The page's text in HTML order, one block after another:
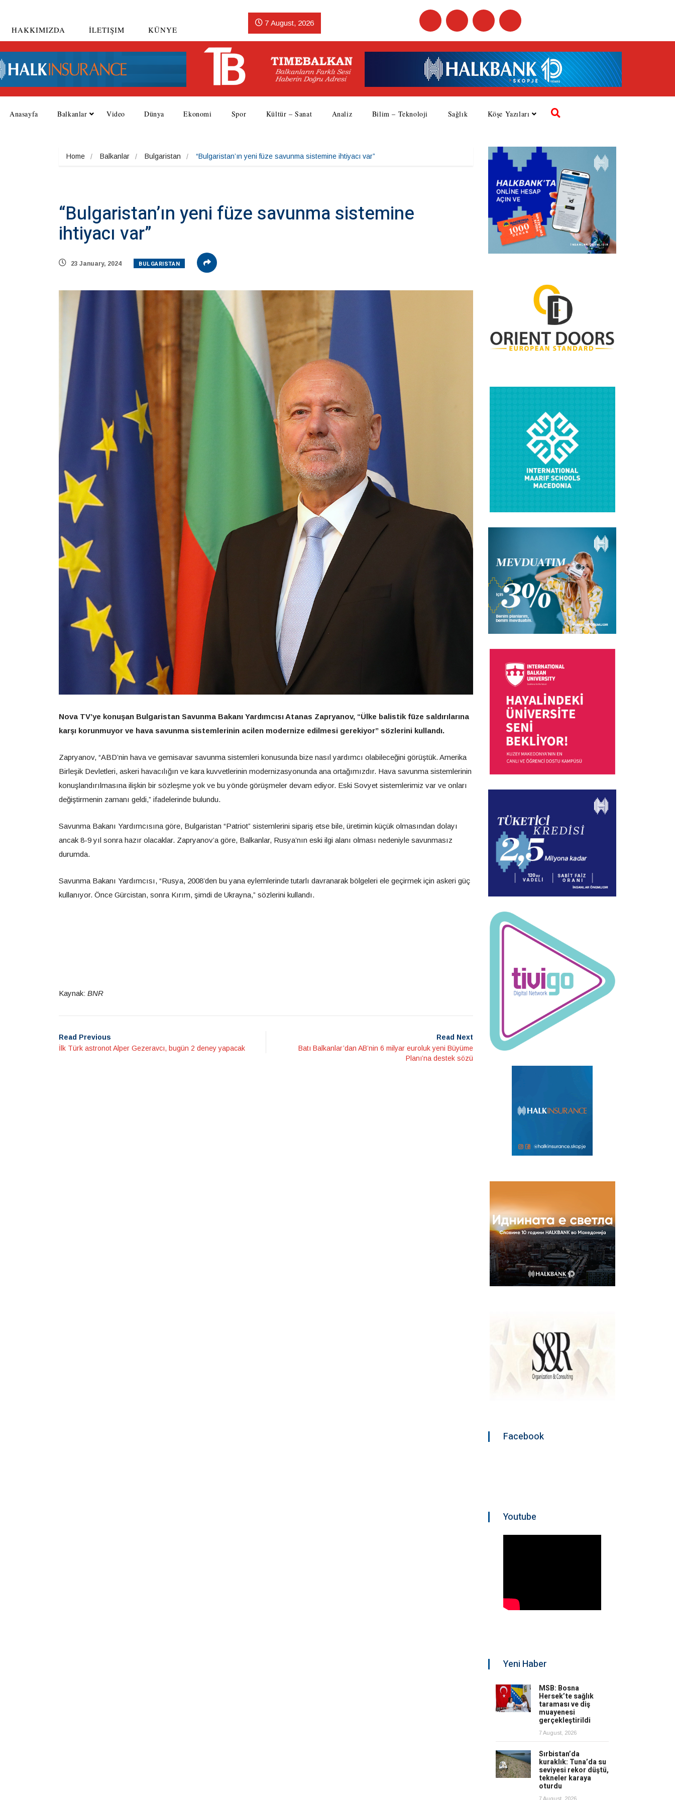
HAKKIMIZDA İLETIŞIM KÜNYE
7 August, 2026
Anasayfa Balkanlar Video Dünya Ekonomi Spor Kültür – Sanat Analiz Bilim – Teknoloji Sağlık Köşe Yazıları
Home Balkanlar Bulgaristan “Bulgaristan’ın yeni füze savunma sistemine ihtiyacı var”
“Bulgaristan’ın yeni füze savunma sistemine
ihtiyacı var”
23 January, 2024 BULGARISTAN
Nova TV’ye konuşan Bulgaristan Savunma Bakanı Yardımcısı Atanas Zapryanov, “Ülke balistik füze saldırılarına
karşı korunmuyor ve hava savunma sistemlerinin acilen modernize edilmesi gerekiyor” sözlerini kullandı.
Zapryanov, “ABD’nin hava ve gemisavar savunma sistemleri konusunda bize nasıl yardımcı olabileceğini görüştük. Amerika
Birleşik Devletleri, askeri havacılığın ve kara kuvvetlerinin modernizasyonunda ana ortağımızdır. Hava savunma sistemlerinin
konuşlandırılmasına ilişkin bir sözleşme yok ve bu yönde görüşmeler devam ediyor. Eski Sovyet sistemlerimiz var ve onları
değiştirmenin zamanı geldi,” ifadelerinde bulundu.
Savunma Bakanı Yardımcısına göre, Bulgaristan “Patriot” sistemlerini sipariş etse bile, üretimin küçük olmasından dolayı
ancak 8-9 yıl sonra hazır olacaklar. Zapryanov’a göre, Balkanlar, Rusya’nın eski ilgi alanı olması nedeniyle savunmasız
durumda.
Savunma Bakanı Yardımcısı, “Rusya, 2008’den bu yana eylemlerinde tutarlı davranarak bölgeleri ele geçirmek için askeri güç
kullanıyor. Önce Gürcistan, sonra Kırım, şimdi de Ukrayna,” sözlerini kullandı.
Kaynak: BNR
Read Previous
İlk Türk astronot Alper Gezeravcı, bugün 2 deney yapacak
Read Next
Batı Balkanlar’dan AB’nin 6 milyar euroluk yeni Büyüme
Planı’na destek sözü
Facebook
Youtube
Yeni Haber
MSB: Bosna
Hersek’te sağlık
taraması ve diş
muayenesi
gerçekleştirildi
7 August, 2026
Sırbistan’da
kuraklık: Tuna’da su
seviyesi rekor düştü,
tekneler karaya
oturdu
7 August, 2026